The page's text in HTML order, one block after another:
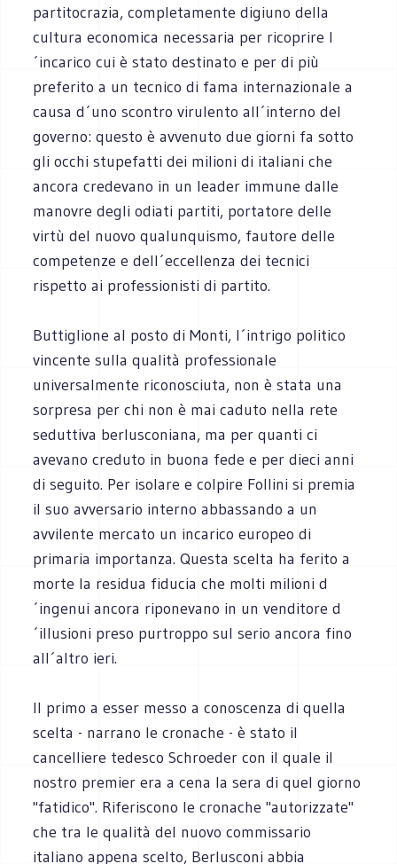
partitocrazia, completamente digiuno della
cultura economica necessaria per ricoprire l
´incarico cui è stato destinato e per di più
preferito a un tecnico di fama internazionale a
causa d´uno scontro virulento all´interno del
governo: questo è avvenuto due giorni fa sotto
gli occhi stupefatti dei milioni di italiani che
ancora credevano in un leader immune dalle
manovre degli odiati partiti, portatore delle
virtù del nuovo qualunquismo, fautore delle
competenze e dell´eccellenza dei tecnici
rispetto ai professionisti di partito.
Buttiglione al posto di Monti, l´intrigo politico
vincente sulla qualità professionale
universalmente riconosciuta, non è stata una
sorpresa per chi non è mai caduto nella rete
seduttiva berlusconiana, ma per quanti ci
avevano creduto in buona fede e per dieci anni
di seguito. Per isolare e colpire Follini si premia
il suo avversario interno abbassando a un
avvilente mercato un incarico europeo di
primaria importanza. Questa scelta ha ferito a
morte la residua fiducia che molti milioni d
´ingenui ancora riponevano in un venditore d
´illusioni preso purtroppo sul serio ancora fino
all´altro ieri.
Il primo a esser messo a conoscenza di quella
scelta - narrano le cronache - è stato il
cancelliere tedesco Schroeder con il quale il
nostro premier era a cena la sera di quel giorno
"fatidico". Riferiscono le cronache "autorizzate"
che tra le qualità del nuovo commissario
italiano appena scelto, Berlusconi abbia